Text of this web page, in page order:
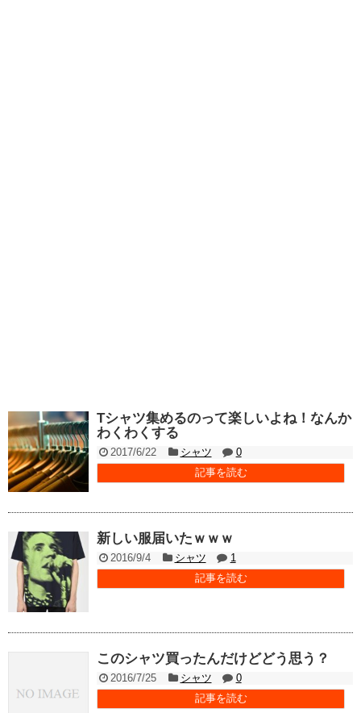
Tシャツ集めるのって楽しいよね！なんか
わくわくする
2017/6/22 シャツ
0
記事を読む
新しい服届いたｗｗｗ
2016/9/4 シャツ
1
記事を読む
このシャツ買ったんだけどどう思う？
2016/7/25 シャツ
0
記事を読む